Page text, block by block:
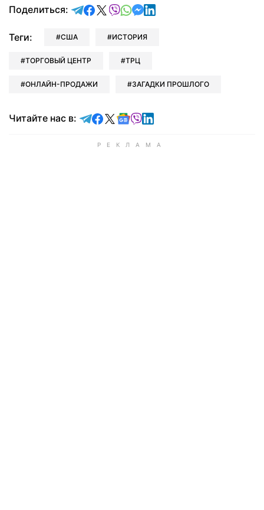
Поделиться: отправить в Telegram
поделиться в Facebook
поделиться в X
отправить в Viber
отправить в Whatsapp
отправить в Messenger
отправить в LinkedIn
Теги: США ИСТОРИЯ
ТОРГОВЫЙ ЦЕНТР ТРЦ
ОНЛАЙН-ПРОДАЖИ ЗАГАДКИ ПРОШЛОГО
Читайте нас в: Читайте в Telegram
Читайте в Facebook
Читайте в X
Читайте в Google news
Читайте в Viber
Читайте в LinkedIn